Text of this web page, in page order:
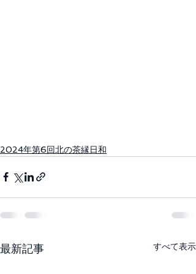
2024年第6回北の茶縁日和
最新記事 すべて表示